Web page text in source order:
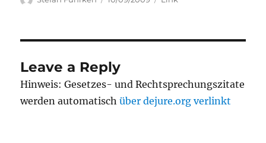
Leave a Reply
Hinweis: Gesetzes- und Rechtsprechungszitate
werden automatischüber dejure.org verlinkt